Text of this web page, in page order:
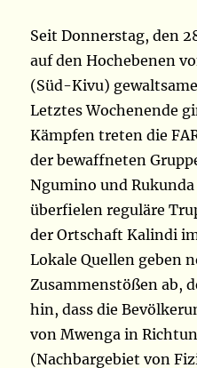
Seit Donnerstag, den
auf den Hochebenen
(Süd-Kivu)
Letztes Wochenende
Kämpfen treten die
der bewaffneten
Ngumino und
überfielen reguläre
der Ortschaft Kalindi
Lokale Quellen geben
Zusammenstößen ab,
hin, dass die
von Mwenga in
(Nachbargebiet von